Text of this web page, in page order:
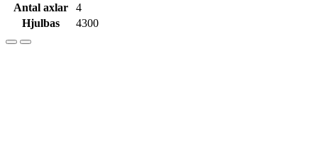
Antal axlar
4
Hjulbas
4300